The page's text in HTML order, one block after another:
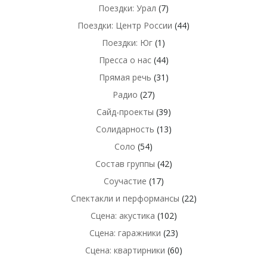
Поездки: Урал (7)
Поездки: Центр России (44)
Поездки: Юг (1)
Пресса о нас(44)
Прямая речь (31)
Радио (27)
Сайд-проекты (39)
Солидарность (13)
Соло (54)
Состав группы (42)
Соучастие (17)
Спектакли и перформансы (22)
Сцена: акустика (102)
Сцена: гаражники (23)
Сцена: квартирники (60)